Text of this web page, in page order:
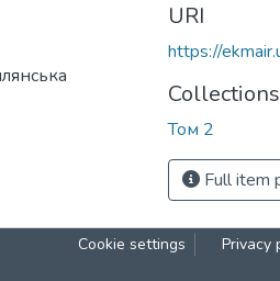
URI
https://
Collections
Том 2
Full item
Cookie settings Privacy